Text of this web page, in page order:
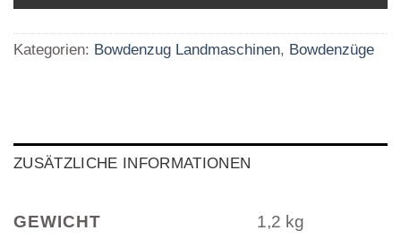
Kategorien: Bowdenzug Landmaschinen, Bowdenzüge
ZUSÄTZLICHE INFORMATIONEN
GEWICHT 1,2 kg